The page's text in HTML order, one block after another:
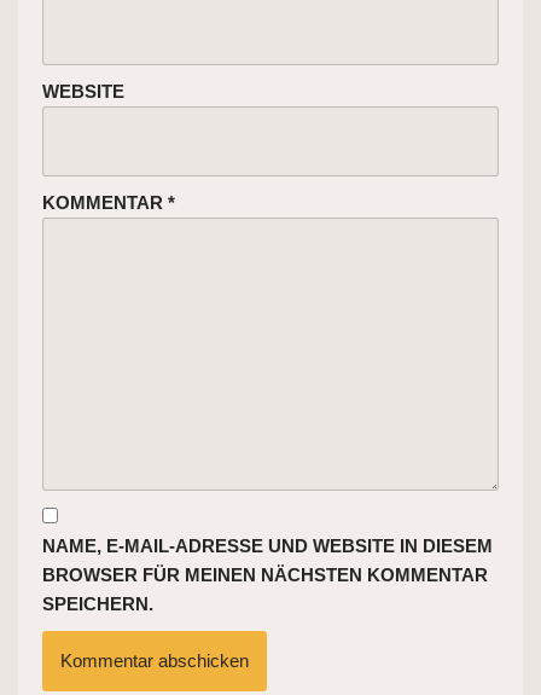
WEBSITE
KOMMENTAR *
NAME, E-MAIL-ADRESSE UND WEBSITE IN DIESEM
BROWSER FÜR MEINEN NÄCHSTEN KOMMENTAR
SPEICHERN.